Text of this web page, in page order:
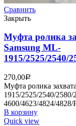
Сравнить
Закрыть
Муфта ролика
Samsung ML-
1915/2525/2540/
270,00Р
Муфта ролика
1915/2525/2540/
4600/4623/4824/4828/
В корзину
Quick view